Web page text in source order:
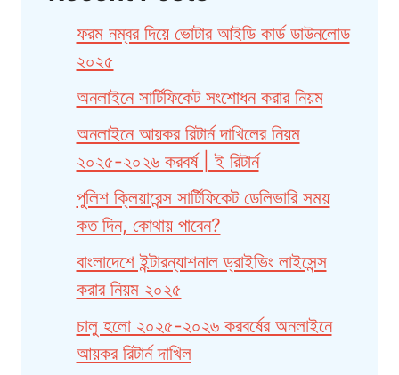
ফরম নম্বর দিয়ে ভোটার আইডি কার্ড ডাউনলোড
২০২৫
অনলাইনে সার্টিফিকেট সংশোধন করার নিয়ম
অনলাইনে আয়কর রিটার্ন দাখিলের নিয়ম
২০২৫-২০২৬ করবর্ষ | ই রিটার্ন
পুলিশ ক্লিয়ারেন্স সার্টিফিকেট ডেলিভারি সময়
কত দিন, কোথায় পাবেন?
বাংলাদেশে ইন্টারন্যাশনাল ড্রাইভিং লাইসেন্স
করার নিয়ম ২০২৫
চালু হলো ২০২৫-২০২৬ করবর্ষের অনলাইনে
আয়কর রিটার্ন দাখিল